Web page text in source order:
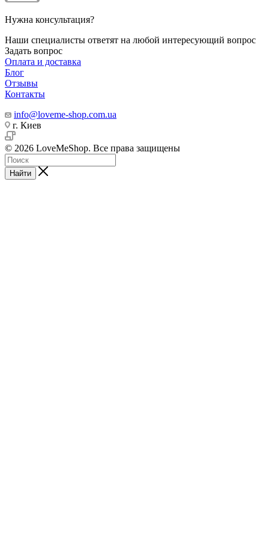
Нужна консультация?
Наши специалисты ответят на любой интересующий вопрос
Задать вопрос
Оплата и доставка
Блог
Отзывы
Контакты
info@loveme-shop.com.ua
г. Киев
© 2026 LoveMeShop. Все права защищены
Найти